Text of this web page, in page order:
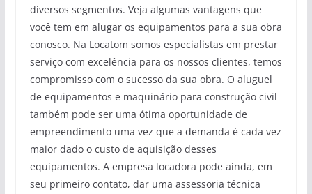
diversos segmentos. Veja algumas vantagens que
você tem em alugar os equipamentos para a sua obra
conosco. Na Locatom somos especialistas em prestar
serviço com excelência para os nossos clientes, temos
compromisso com o sucesso da sua obra. O aluguel
de equipamentos e maquinário para construção civil
também pode ser uma ótima oportunidade de
empreendimento uma vez que a demanda é cada vez
maior dado o custo de aquisição desses
equipamentos. A empresa locadora pode ainda, em
seu primeiro contato, dar uma assessoria técnica